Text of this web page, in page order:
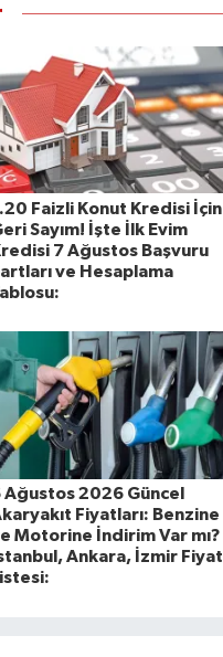
Faizli Konut Kredisi İçin
Sayım! İşte İlk Evim
7 Ağustos Başvuru
ve Hesaplama
Ağustos 2026 Güncel
Fiyatları: Benzine
Motorine İndirim Var mı?
Ankara, İzmir Fiyat